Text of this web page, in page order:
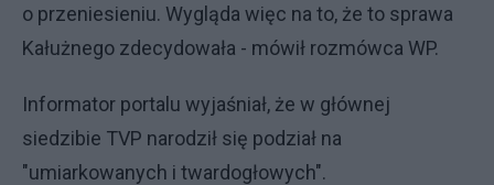
o przeniesieniu. Wygląda więc na to, że to sprawa
Kałużnego zdecydowała - mówił rozmówca WP.
Informator portalu wyjaśniał, że w głównej
siedzibie TVP narodził się podział na
"umiarkowanych i twardogłowych".